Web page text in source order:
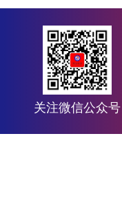
关注微信公众号